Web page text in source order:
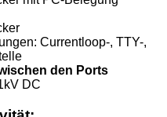
Currentloop-, TTY-,
den Ports
DC